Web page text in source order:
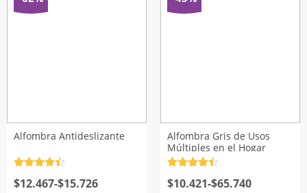
$69.759.
$36.900.
$27.400
Alfombra Antideslizante
con 4.5de
5
$12.467-$15.726
Rango
Alfombra Gris de Usos
Múltiples en el Hogar
con 4.5de
5
$10.421-$65.740
Rango